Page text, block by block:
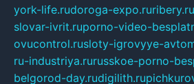
york-life.rudoroga-expo.ruribery.ru
slovar-ivrit.ruporno-video-
ovucontrol.rusloty-igrovyye-
ru-industriya.rurusskoe-porno-
belgorod-day.rudigilith.ru